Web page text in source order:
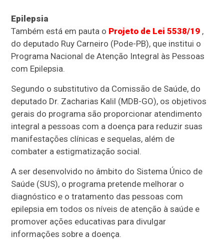
Epilepsia
Também está em pauta o Projeto de Lei 5538/19 ,
do deputado Ruy Carneiro (Pode-PB), que institui o
Programa Nacional de Atenção Integral às Pessoas
com Epilepsia.
Segundo o substitutivo da Comissão de Saúde, do
deputado Dr. Zacharias Kalil (MDB-GO), os objetivos
gerais do programa são proporcionar atendimento
integral a pessoas com a doença para reduzir suas
manifestações clínicas e sequelas, além de
combater a estigmatização social.
A ser desenvolvido no âmbito do Sistema Único de
Saúde (SUS), o programa pretende melhorar o
diagnóstico e o tratamento das pessoas com
epilepsia em todos os níveis de atenção à saúde e
promover ações educativas para divulgar
informações sobre a doença.